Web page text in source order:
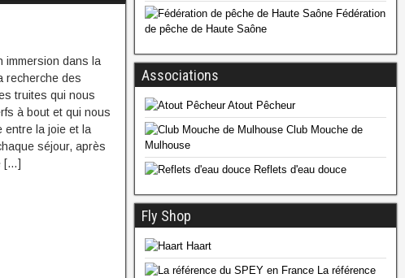
immersion dans la
recherche des
truites qui nous
à bout et qui nous
entre la joie et la
séjour, après
[…]
Fédération
de pêche de Haute Saône
Associations
Atout Pêcheur
Club Mouche de
Mulhouse
Reflets d'eau douce
Fly Shop
Haart
La référence